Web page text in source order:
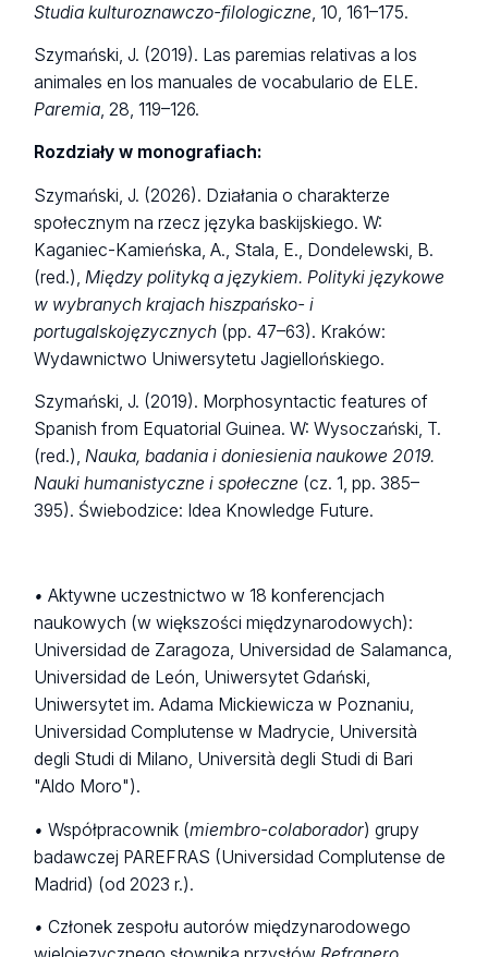
Studia kulturoznawczo-filologiczne , 10, 161–175.
Szymański, J. (2019). Las paremias relativas a los
animales en los manuales de vocabulario de ELE.
Paremia, 28, 119–126.
Rozdziały w monografiach:
Szymański, J. (2026). Działania o charakterze
społecznym na rzecz języka baskijskiego. W:
Kaganiec-Kamieńska, A., Stala, E., Dondelewski, B.
(red.), Między polityką a językiem. Polityki językowe
w wybranych krajach hiszpańsko- i
portugalskojęzycznych (pp. 47–63). Kraków:
Wydawnictwo Uniwersytetu Jagiellońskiego.
Szymański, J. (2019). Morphosyntactic features of
Spanish from Equatorial Guinea. W: Wysoczański, T.
(red.),Nauka, badania i doniesienia naukowe 2019.
Nauki humanistyczne i społeczne (cz. 1, pp. 385–
395). Świebodzice: Idea Knowledge Future.
• Aktywne uczestnictwo w 18 konferencjach
naukowych (w większości międzynarodowych):
Universidad de Zaragoza, Universidad de Salamanca,
Universidad de León, Uniwersytet Gdański,
Uniwersytet im. Adama Mickiewicza w Poznaniu,
Universidad Complutense w Madrycie, Università
degli Studi di Milano, Università degli Studi di Bari
"Aldo Moro").
• Współpracownik (miembro-colaborador) grupy
badawczej PAREFRAS (Universidad Complutense de
Madrid) (od 2023 r.).
• Członek zespołu autorów międzynarodowego